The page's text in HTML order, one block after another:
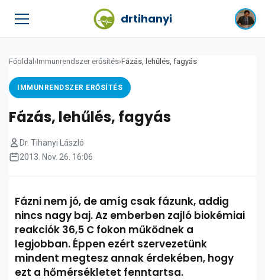
drtihanyi
Főoldal ›Immunrendszer erősítés›Fázás, lehűlés, fagyás
IMMUNRENDSZER ERŐSÍTÉS
Fázás, lehűlés, fagyás
Dr. Tihanyi László
2013. Nov. 26. 16:06
Fázni nem jó, de amíg csak fázunk, addig
nincs nagy baj. Az emberben zajló biokémiai
reakciók 36,5 C fokon működnek a
legjobban. Éppen ezért szervezetünk
mindent megtesz annak érdekében, hogy
ezt a hőmérsékletet fenntartsa.